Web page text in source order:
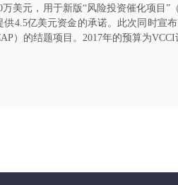
美元，用于新版“风险投资催化项目
4.5亿美元资金的承诺。此次同时宣
）的结题项目。2017年的预算为VCCI